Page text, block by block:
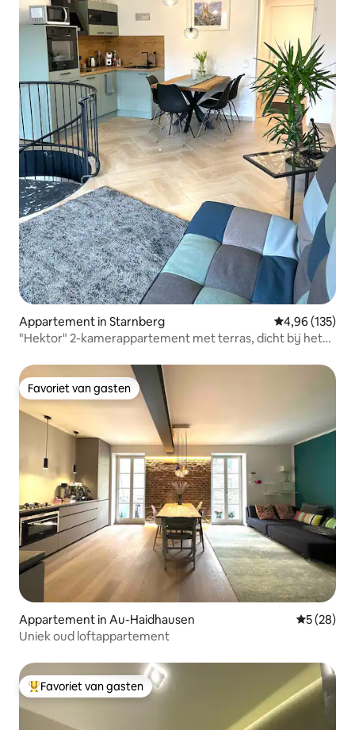
Appartement in Starnberg Gemiddelde
4,96 (135)
"Hektor" 2-kamerappartement met terras, dicht bij het
Favoriet van gasten
Favoriet van gasten
Appartement in Au-Haidhausen
5 (28)
Uniek oud loftappartement
Topfavoriet van gasten
Favoriet van gasten